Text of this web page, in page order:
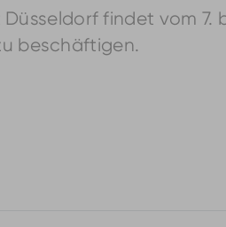
findet vom 7.
beschäftigen.